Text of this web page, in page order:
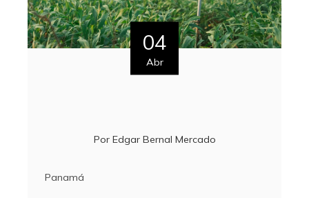
04
Abr
Por Edgar Bernal Mercado
Panamá